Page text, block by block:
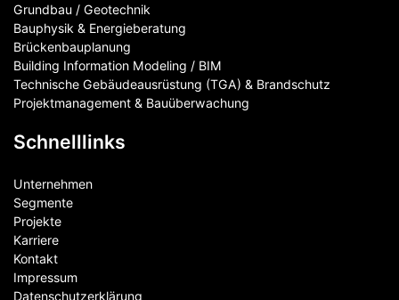
Grundbau / Geotechnik
Bauphysik & Energieberatung
Brückenbauplanung
Building Information Modeling / BIM
Technische Gebäudeausrüstung (TGA) & Brandschutz
Projektmanagement & Bauüberwachung
Schnelllinks
Unternehmen
Segmente
Projekte
Karriere
Kontakt
Impressum
Datenschutzerklärung